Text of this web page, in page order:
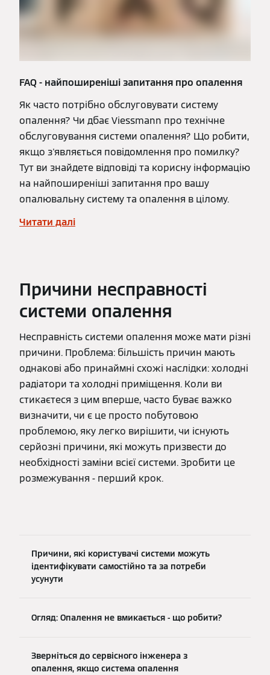
FAQ - найпоширеніші запитання про опалення
Як часто потрібно обслуговувати систему
опалення? Чи дбає Viessmann про технічне
обслуговування системи опалення? Що робити,
якщо з'являється повідомлення про помилку?
Тут ви знайдете відповіді та корисну інформацію
на найпоширеніші запитання про вашу
опалювальну систему та опалення в цілому.
Читати далі
Причини несправності
системи опалення
Несправність системи опалення може мати різні
причини. Проблема: більшість причин мають
однакові або принаймні схожі наслідки: холодні
радіатори та холодні приміщення. Коли ви
стикаєтеся з цим вперше, часто буває важко
визначити, чи є це просто побутовою
проблемою, яку легко вирішити, чи існують
серйозні причини, які можуть призвести до
необхідності заміни всієї системи. Зробити це
розмежування - перший крок.
Причини, які користувачі системи можуть
ідентифікувати самостійно та за потреби
усунути
Огляд: Опалення не вмикається - що робити?
Зверніться до сервісного інженера з
опалення, якщо система опалення